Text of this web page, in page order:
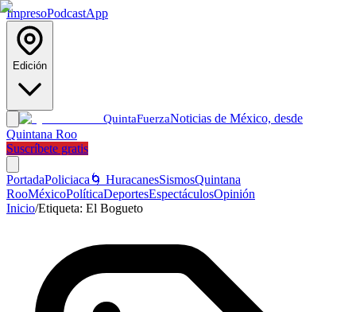
ImpresoPodcastApp
Edición
QuintaFuerzaNoticias de México, desde
Quintana Roo
Suscríbete gratis
PortadaPoliciaca 🌀 HuracanesSismosQuintana
RooMéxicoPolíticaDeportesEspectáculosOpinión
Inicio/Etiqueta: El Bogueto